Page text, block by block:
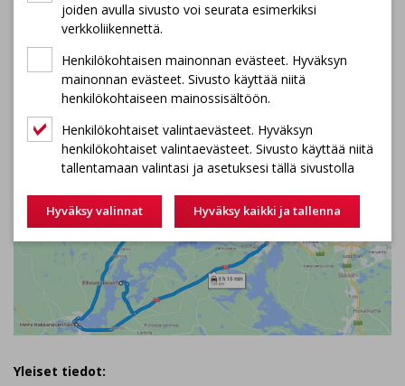
Yleiset tiedot:
joiden avulla sivusto voi seurata esimerkiksi
verkkoliikennettä.
Henkilökohtaisen mainonnan evästeet. Hyväksyn
mainonnan evästeet. Sivusto käyttää niitä
henkilökohtaiseen mainossisältöön.
Henkilökohtaiset valintaevästeet. Hyväksyn
henkilökohtaiset valintaevästeet. Sivusto käyttää niitä
tallentamaan valintasi ja asetuksesi tällä sivustolla
Hyväksy valinnat Hyväksy kaikki ja tallenna